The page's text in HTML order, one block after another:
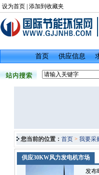
设为首页 添加到收藏夹
首页 供应信息
您当前的位置： 首页 > 我要采
供应30KW风力发电机市场
发布